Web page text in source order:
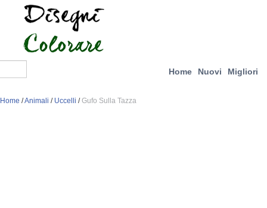
Home Nuovi Migliori
Home /Animali / Uccelli /Gufo Sulla Tazza